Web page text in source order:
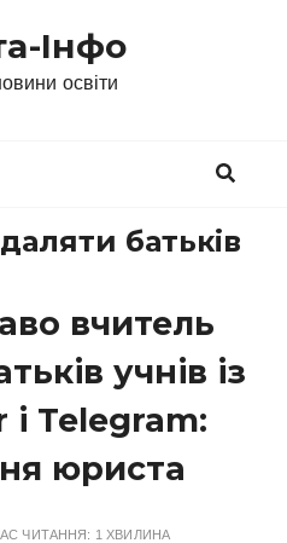
Інфо
освіти
батьків
вчитель
учнів із
і Telegram:
юриста
ЧИТАННЯ: 1 ХВИЛИНА